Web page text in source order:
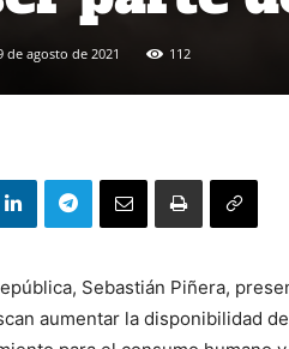
de agosto de 2021 112
Sebastián Piñera,
aumentar la disponibilidad